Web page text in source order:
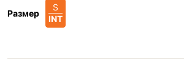
Размер
S
INT